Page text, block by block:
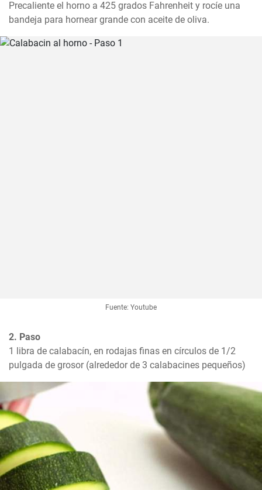
Precaliente el horno a 425 grados Fahrenheit y rocíe una
bandeja para hornear grande con aceite de oliva.
Fuente: Youtube
2. Paso
1 libra de calabacín, en rodajas finas en círculos de 1/2
pulgada de grosor (alrededor de 3 calabacines pequeños)